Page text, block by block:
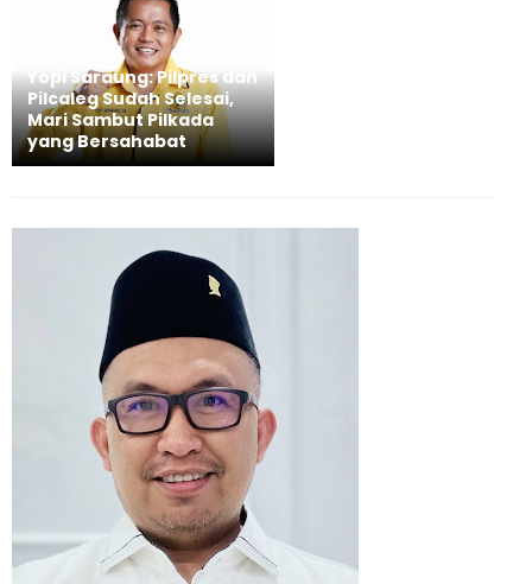
Yopi Saraung: Pilpres dan
Pilcaleg Sudah Selesai,
Mari Sambut Pilkada
yang Bersahabat